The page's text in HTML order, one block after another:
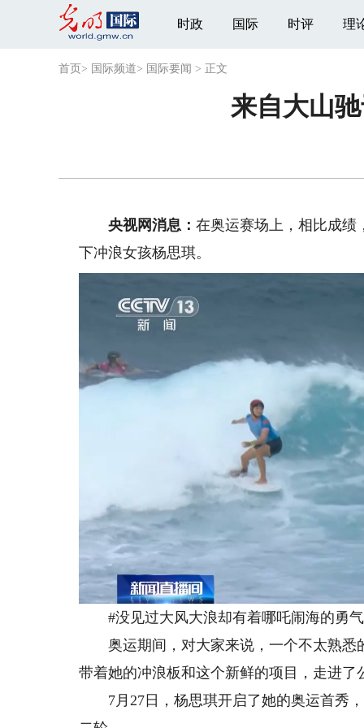
时政 国际 时评 理
首页 > 国际频道> 国际要闻 > 正文
来自大山
央视网消息：在奥运赛场上，相比成绩
下冲浪女孩杨思琪。
#没见过大风大浪却有着哪吒闹海的勇
奥运期间，对大家来说，一个不太熟悉
带着她的冲浪板和这个新鲜的项目，走进了
7月27日，杨思琪开启了她的奥运首秀，